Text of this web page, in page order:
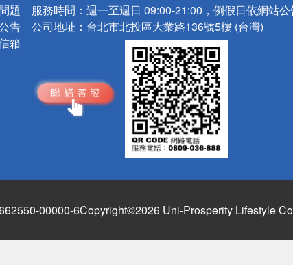
題
告
箱
服務時間： 週一至週日 09:00-21:00，例假日依網站
公司地址： 台北市北投區大業路136號5樓 (台灣)
00000-6Copyright©2026 Uni-Prosperity Lifestyle